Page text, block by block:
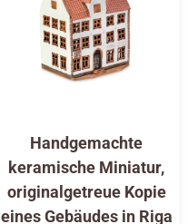
Handgemachte
keramische Miniatur,
originalgetreue Kopie
eines Gebäudes in Riga